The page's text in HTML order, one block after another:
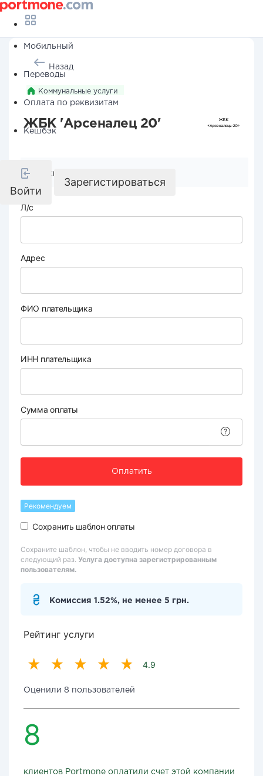
Мобильный
Переводы
Оплата по реквизитам
Кешбэк
Войти
Зарегистироваться
Назад
Коммунальные услуги
ЖБК 'Арсеналец 20'
Реквизиты компании
Л/с
Адрес
ФИО плательщика
ИНН плательщика
Сумма оплаты
Оплатить
Рекомендуем
Сохранить шаблон оплаты
Сохраните шаблон, чтобы не вводить номер договора в
следующий раз. Услуга доступна зарегистрированным
пользователям.
Комиссия 1.52%, не менее 5 грн.
Рейтинг услуги
4.9
Оценили 8 пользователей
8
клиентов Portmone оплатили счет этой компании